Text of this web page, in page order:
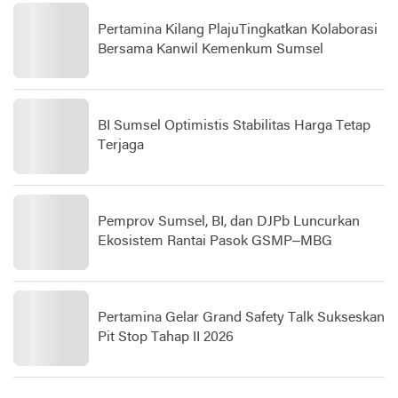
Pertamina Kilang PlajuTingkatkan Kolaborasi
Bersama Kanwil Kemenkum Sumsel
BI Sumsel Optimistis Stabilitas Harga Tetap
Terjaga
Pemprov Sumsel, BI, dan DJPb Luncurkan
Ekosistem Rantai Pasok GSMP–MBG
Pertamina Gelar Grand Safety Talk Sukseskan
Pit Stop Tahap II 2026